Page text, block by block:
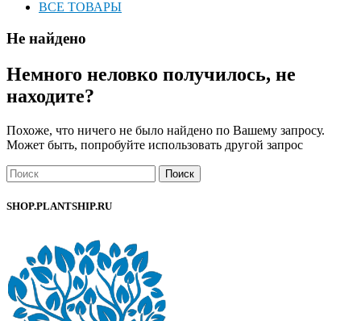
ВСЕ ТОВАРЫ
Не найдено
Немного неловко получилось, не
находите?
Похоже, что ничего не было найдено по Вашему запросу.
Может быть, попробуйте использовать другой запрос
Поиск
SHOP.PLANTSHIP.RU